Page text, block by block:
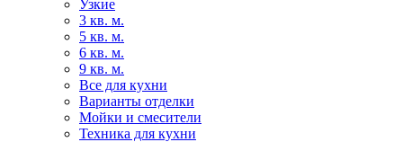
Узкие
3 кв. м.
5 кв. м.
6 кв. м.
9 кв. м.
Все для кухни
Варианты отделки
Мойки и смесители
Техника для кухни